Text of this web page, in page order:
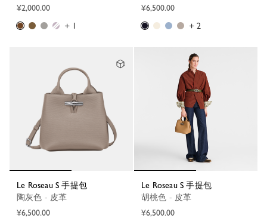
¥2,000.00
+ 1
¥6,500.00
+ 2
Le Roseau S 手提包
陶灰色 - 皮革
¥6,500.00
Le Roseau S 手提包
胡桃色 - 皮革
¥6,500.00